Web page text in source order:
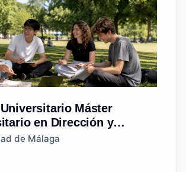
Máster
en Dirección y
del Turismo
de Málaga